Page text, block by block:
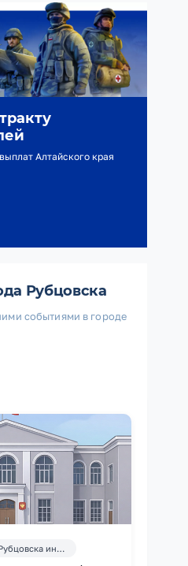
Алтайского края
Рубцовска
событиями в городе
Прокуратура города Рубцовска информирует